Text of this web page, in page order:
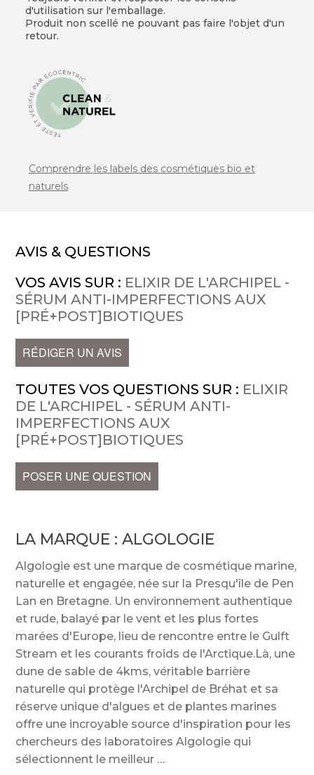
d'utilisation sur l'emballage.
Produit non scellé ne pouvant pas faire l'objet d'un
retour.
Comprendre les labels des cosmétiques bio et
naturels
AVIS & QUESTIONS
VOS AVIS SUR : ELIXIR DE L'ARCHIPEL -
SÉRUM ANTI-IMPERFECTIONS AUX
[PRÉ+POST]BIOTIQUES
RÉDIGER UN AVIS
TOUTES VOS QUESTIONS SUR : ELIXIR
DE L'ARCHIPEL - SÉRUM ANTI-
IMPERFECTIONS AUX
[PRÉ+POST]BIOTIQUES
POSER UNE QUESTION
LA MARQUE :ALGOLOGIE
Algologie est une marque de cosmétique marine,
naturelle et engagée, née sur la Presqu'île de Pen
Lan en Bretagne. Un environnement authentique
et rude, balayé par le vent et les plus fortes
marées d'Europe, lieu de rencontre entre le Gulft
Stream et les courants froids de l'Arctique.Là, une
dune de sable de 4kms, véritable barrière
naturelle qui protège l'Archipel de Bréhat et sa
réserve unique d'algues et de plantes marines
offre une incroyable source d'inspiration pour les
chercheurs des laboratoires Algologie qui
sélectionnent le meilleur